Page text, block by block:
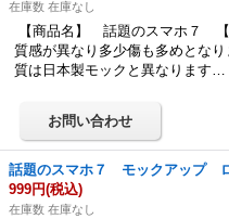
在庫数 在庫なし
【商品名】 話題のスマホ７
質感が異なり多少傷も多めとな
質は日本製モックと異なります…
話題のスマホ７ モックアップ
999円(税込)
在庫数 在庫なし